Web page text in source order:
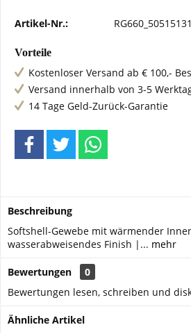
Artikel-Nr.:
Vorteile
Kostenloser Versand ab € 100,-
Versand innerhalb von 3-5
14 Tage Geld-Zurück-Garantie
Beschreibung
Softshell-Gewebe mit wärmender
wasserabweisendes Finish |... mehr
Bewertungen
0
Bewertungen lesen, schreiben und
Ähnliche Artikel